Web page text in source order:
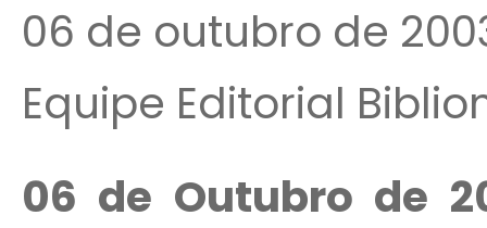
06 de outubro de
Equipe Editorial
06 de Outubro de